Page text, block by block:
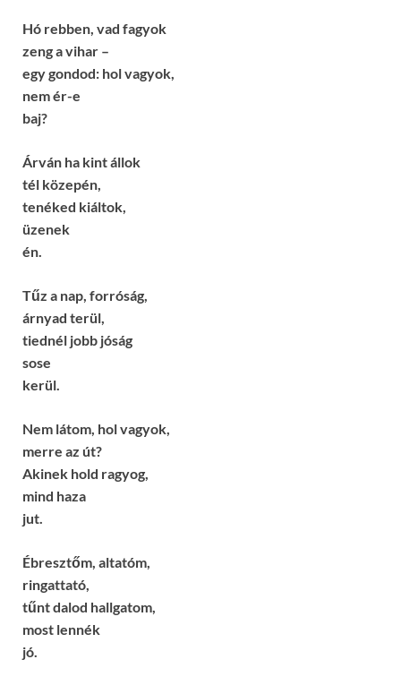
Hó rebben, vad fagyok
zeng a vihar –
egy gondod: hol vagyok,
nem ér-e
baj?
Árván ha kint állok
tél közepén,
tenéked kiáltok,
üzenek
én.
Tűz a nap, forróság,
árnyad terül,
tiednél jobb jóság
sose
kerül.
Nem látom, hol vagyok,
merre az út?
Akinek hold ragyog,
mind haza
jut.
Ébresztőm, altatóm,
ringattató,
tűnt dalod hallgatom,
most lennék
jó.